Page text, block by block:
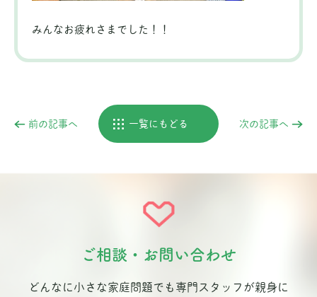
みんなお疲れさまでした！！
前の記事へ 一覧にもどる 次の記事へ
ご相談・お問い合わせ
どんなに小さな家庭問題でも専門スタッフが親身に